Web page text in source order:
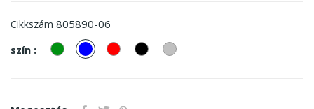
Cikkszám 805890-06
szín :
zöld kek piros Feketeezüst